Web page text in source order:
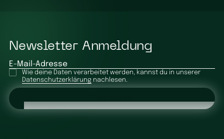
Newsletter Anmeldung
E-Mail-Adresse
Wie deine Daten verarbeitet werden, kannst du in unserer
Datenschutzerklärung nachlesen.